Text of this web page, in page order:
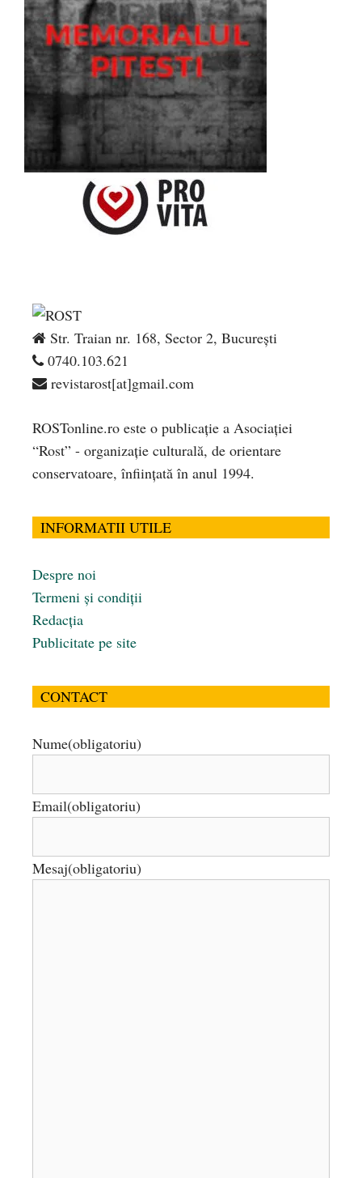
Str. Traian nr. 168, Sector 2, București
0740.103.621
revistarost[at]gmail.com
ROSTonline.ro este o publicaţie a Asociaţiei
“Rost” - organizaţie culturală, de orientare
conservatoare, înfiinţată în anul 1994.
INFORMATII UTILE
Despre noi
Termeni și condiții
Redacția
Publicitate pe site
CONTACT
Nume(obligatoriu)
Email(obligatoriu)
Mesaj(obligatoriu)